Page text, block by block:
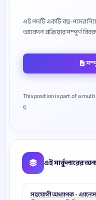
এই পদটি একটি বহু-পদের
This position is part of a
e
এই সার্কুলারের
সহযোগী অধ্যাপক -